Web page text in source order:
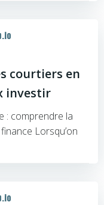
courtiers en
investir
: comprendre la
Lorsqu’on